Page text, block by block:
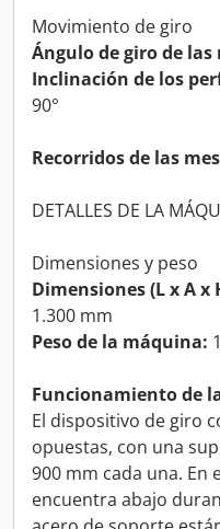
Movimiento de giro
Ángulo de giro de las
Inclinación de los
90°
Recorridos de las
DETALLES DE LA
Dimensiones y peso
Dimensiones (L x A x
1.300 mm
Peso de la máquina:
Funcionamiento de
El dispositivo de giro
opuestas, con una
900 mm cada una. En
encuentra abajo